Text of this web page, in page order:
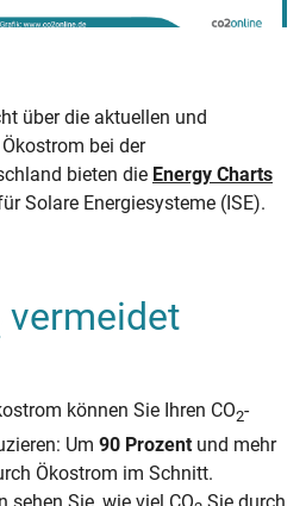
über die aktuellen und
bei der
bieten die Energy Charts
Solare Energiesysteme (ISE).
vermeidet
können Sie Ihren CO2-
Um 90 Prozent und mehr
Ökostrom im Schnitt.